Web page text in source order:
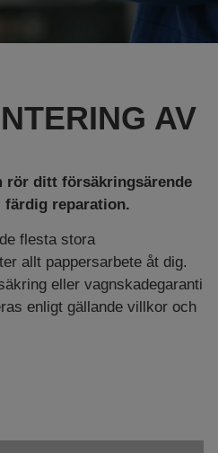
AV
rör ditt försäkringsärende
färdig reparation.
de flesta stora
allt pappersarbete åt dig.
eller vagnskadegaranti
enligt gällande villkor och